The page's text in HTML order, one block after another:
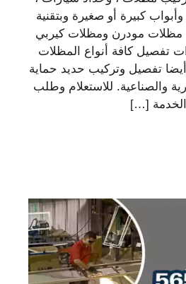
كبيرة أو صغيرة وبتقنية
مظلات مودرن ومظلات كيربي
تفصيل كافة أنواع المظلات
تفصيل وتركيب حديد حماية
والصناعية. للاستعلام وطلب
الخدمة […]